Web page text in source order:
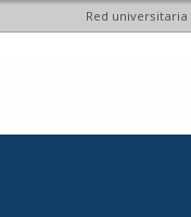
Red universitaria